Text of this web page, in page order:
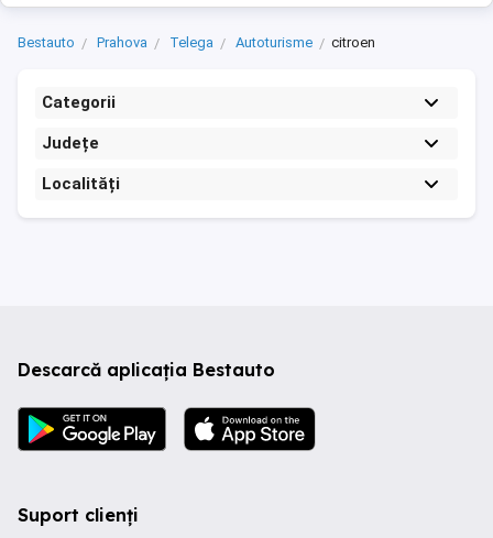
Bestauto Prahova Telega Autoturisme citroen
Categorii
Județe
Localități
Descarcă aplicația Bestauto
Suport clienți